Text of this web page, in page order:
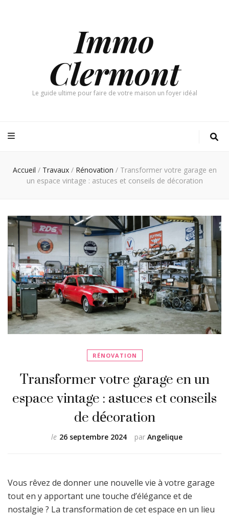
Immo
Clermont
Le guide ultime pour faire de votre maison un foyer idéal
Accueil / Travaux / Rénovation / Transformer votre garage en
un espace vintage : astuces et conseils de décoration
RÉNOVATION
Transformer votre garage en un
espace vintage : astuces et conseils
de décoration
par Angelique
le 26 septembre 2024
Vous rêvez de donner une nouvelle vie à votre garage
tout en y apportant une touche d’élégance et de
nostalgie ? La transformation de cet espace en un lieu